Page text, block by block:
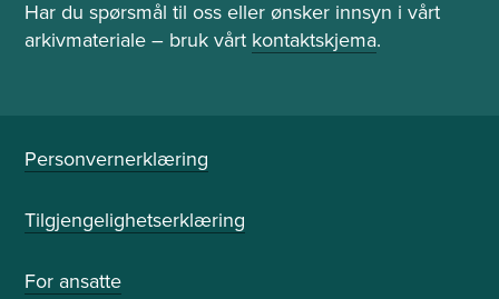
l
g
g
k
g
a
Har du spørsmål til oss eller ønsker innsyn i vårt
arkivmateriale – bruk vårt kontaktskjema.
Personvernerklæring
Tilgjengelighetserklæring
For ansatte